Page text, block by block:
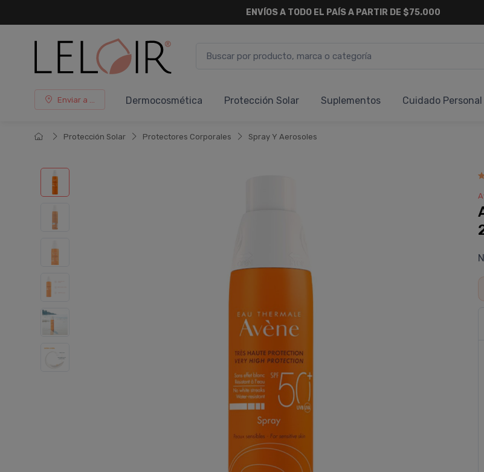
ENVÍOS A TODO EL PAÍS A PARTIR DE $75.000
Enviar a ... Dermocosmética Protección Solar Suplementos Cuidado Personal
Protección Solar Protectores Corporales Spray Y Aerosoles